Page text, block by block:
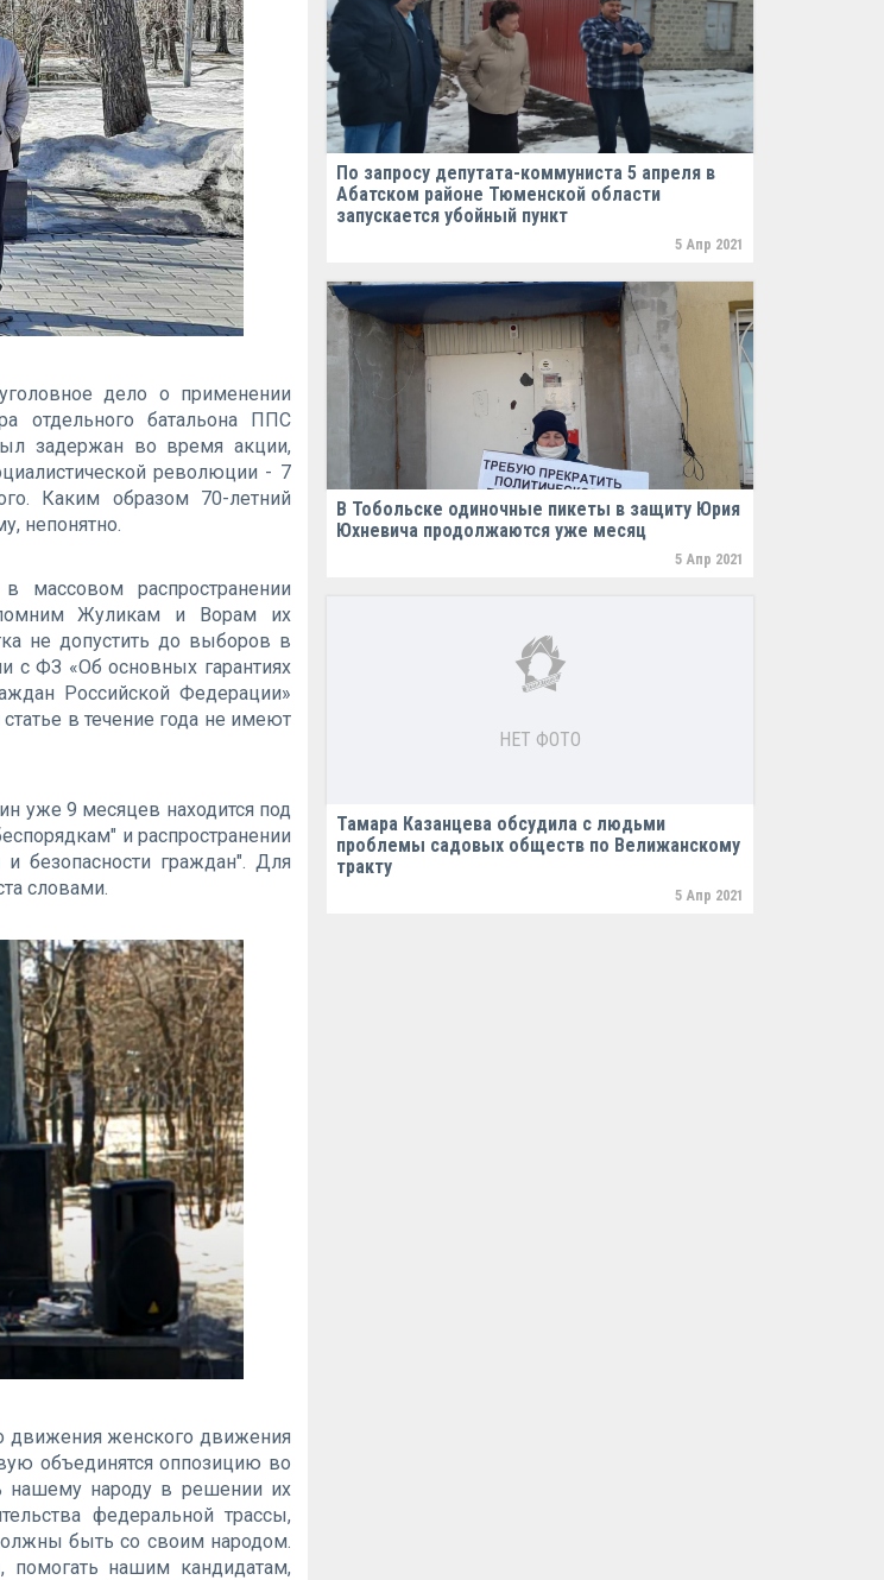
дело о применении
отдельного батальона ППС
задержан во время акции,
революции - 7
Каким образом 70-летний
непонятно.
распространении
Жуликам и Ворам их
не допустить до выборов в
с ФЗ «Об основных гарантиях
Российской Федерации»
в течение года не имеют
уже 9 месяцев находится под
и распространении
безопасности граждан". Для
словами.
движения женского движения
объединятся оппозицию во
нашему народу в решении их
федеральной трассы,
быть со своим народом.
нашим кандидатам,
По запросу депутата-коммуниста 5 апреля в
Абатском районе Тюменской области
запускается убойный пункт
5 Апр 2021
В Тобольске одиночные пикеты в защиту Юрия
Юхневича продолжаются уже месяц
5 Апр 2021
НЕТ ФОТО
Тамара Казанцева обсудила с людьми
проблемы садовых обществ по Велижанскому
тракту
5 Апр 2021